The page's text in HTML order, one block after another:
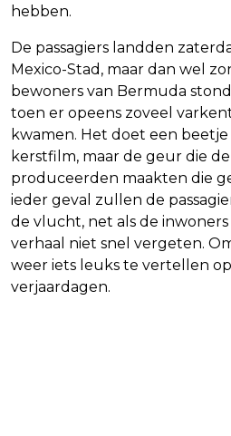
hebben.
De passagiers landden
Mexico-Stad, maar dan wel
bewoners van Bermuda
toen er opeens zoveel
kwamen. Het doet een
kerstfilm, maar de geur die
produceerden maakten die
ieder geval zullen de
de vlucht, net als de
verhaal niet snel vergeten.
weer iets leuks te vertellen
verjaardagen.